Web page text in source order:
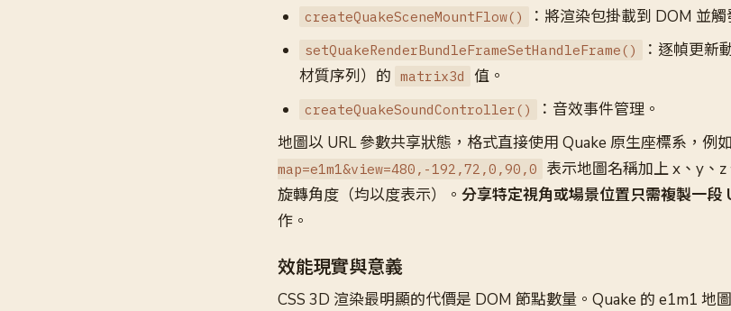
createQuakeSceneMountFlow() ：將渲染包掛載到 DOM 並
setQuakeRenderBundleFrameSetHandleFrame()
：逐幀更新
材質序列）的 matrix3d 值。
createQuakeSoundController()
：音效事件管理。
地圖以 URL 參數共享狀態，格式直接使用 Quake 原生座標系，例如
map=e1m1&view=480,-192,72,0,90,0
表示地圖名稱加上 x、y、
旋轉角度（均以度表示）。 分享特定視角或場景位置只需複製一段
作。
效能現實與意義
CSS 3D 渲染最明顯的代價是 DOM 節點數量。Quake 的 e1m1 地